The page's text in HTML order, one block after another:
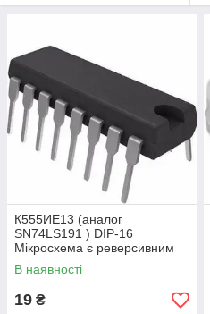
К555ИЕ13 (аналог
SN74LS191 ) DIP-16
Мікросхема є реверсивним
чотирирозрядним двійковим
лічильником
В наявності
19 ₴